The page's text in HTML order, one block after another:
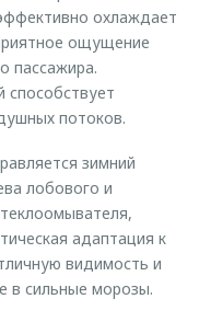
охлаждает
ощущение
пассажира.
способствует
потоков.
зимний
лобового и
адаптация к
видимость и
в сильные морозы.